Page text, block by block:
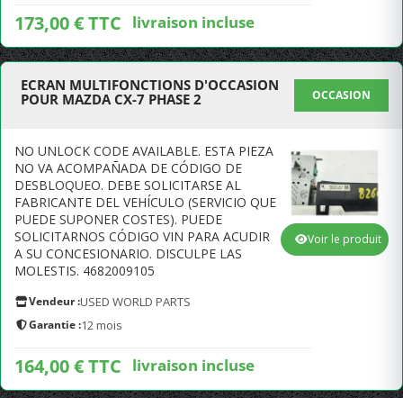
173,00 € TTC livraison incluse
ECRAN MULTIFONCTIONS D'OCCASION
POUR MAZDA CX-7 PHASE 2
OCCASION
NO UNLOCK CODE AVAILABLE. ESTA PIEZA
NO VA ACOMPAÑADA DE CÓDIGO DE
DESBLOQUEO. DEBE SOLICITARSE AL
FABRICANTE DEL VEHÍCULO (SERVICIO QUE
PUEDE SUPONER COSTES). PUEDE
SOLICITARNOS CÓDIGO VIN PARA ACUDIR
A SU CONCESIONARIO. DISCULPE LAS
MOLESTIS. 4682009105
Vendeur :USED WORLD PARTS
Garantie :12 mois
164,00 € TTC livraison incluse
Voir le produit